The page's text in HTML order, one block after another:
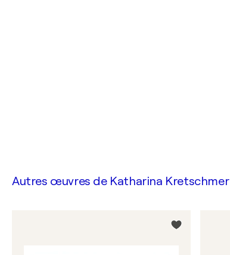
Autres œuvres de Katharina Kretschmer